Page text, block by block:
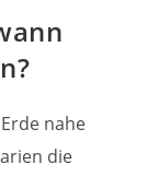
nahe
die